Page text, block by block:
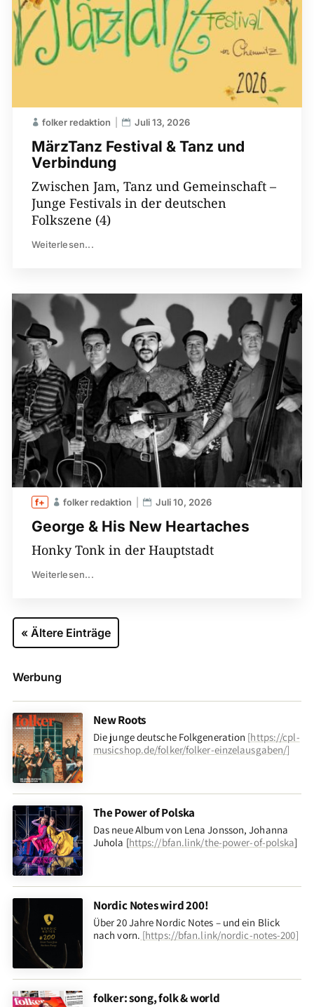
MärzTanz Festival & Tanz und
Verbindung
folker redaktion Juli 13, 2026
Zwischen Jam, Tanz und Gemeinschaft –
Junge Festivals in der deutschen
Folkszene (4)
Weiterlesen...
George & His New Heartaches
folker redaktion Juli 10, 2026
Honky Tonk in der Hauptstadt
Weiterlesen...
« Ältere Einträge
Werbung
New Roots
Die junge deutsche Folkgeneration [https://cpl-
musicshop.de/folker/folker-einzelausgaben/]
The Power of Polska
Das neue Album von Lena Jonsson, Johanna
Juhola [https://bfan.link/the-power-of-polska]
Nordic Notes wird 200!
Über 20 Jahre Nordic Notes – und ein Blick
nach vorn. [https://bfan.link/nordic-notes-200]
folker: song, folk & world